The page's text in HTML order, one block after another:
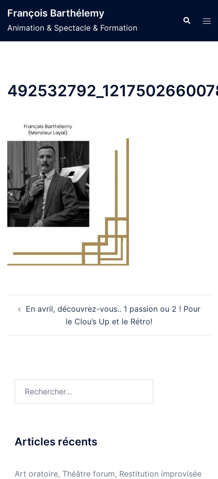
au
contenu
François Barthélemy
Animation & Spectacle & Formation
d’article
En avril, découvrez-vous.. 1 passion ou 2 ! Pour
le Clou’s Up et le Rétro!
Articles récents
Art oratoire, Théâtre forum, Restitution improvisée